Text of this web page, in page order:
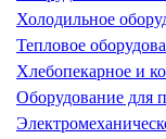
Холодильное
Тепловое
Хлебопекарное и
Оборудование для